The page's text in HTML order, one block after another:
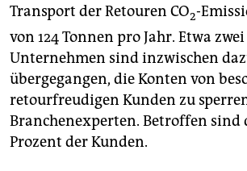
Transport der Retouren CO2-
von 124 Tonnen pro Jahr. Etwa
Unternehmen sind inzwischen
übergegangen, die Konten von
retourfreudigen Kunden zu
Branchenexperten. Betroffen sind
Prozent der Kunden.